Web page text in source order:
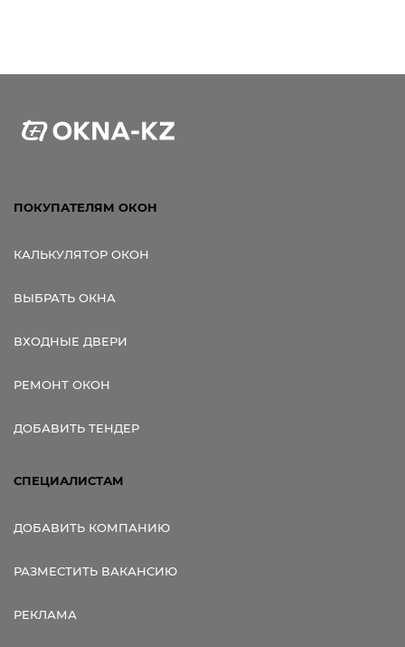
ПОКУПАТЕЛЯМ ОКОН
КАЛЬКУЛЯТОР ОКОН
ВЫБРАТЬ ОКНА
ВХОДНЫЕ ДВЕРИ
РЕМОНТ ОКОН
ДОБАВИТЬ ТЕНДЕР
СПЕЦИАЛИСТАМ
ДОБАВИТЬ КОМПАНИЮ
РАЗМЕСТИТЬ ВАКАНСИЮ
РЕКЛАМА